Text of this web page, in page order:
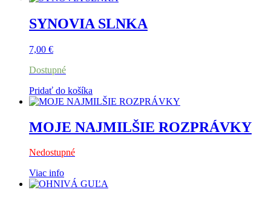
SYNOVIA SLNKA
7,00 €
Dostupné
Pridať do košíka
MOJE NAJMILŠIE ROZPRÁVKY
Nedostupné
Viac info